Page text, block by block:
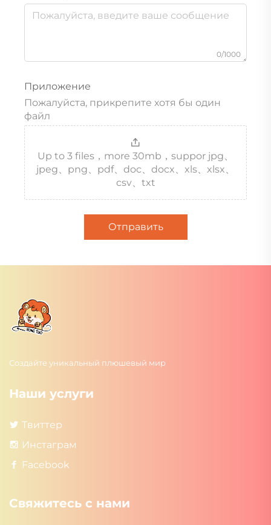
0/1000
Приложение
Пожалуйста, прикрепите хотя бы один
файл
Up to 3 files，more 30mb，suppor jpg、
jpeg、png、pdf、doc、docx、xls、xlsx、
csv、txt
Отправить
Создайте уникальный плюшевый мир
Наши услуги
Твиттер
Инстаграм
Facebook
Свяжитесь с нами